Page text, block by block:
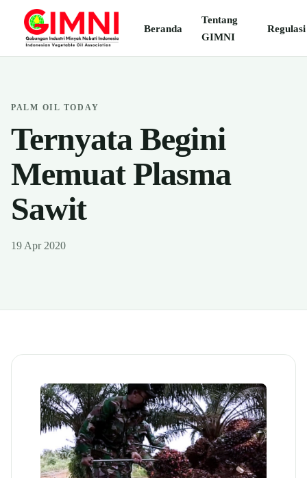
Beranda
Tentang
GIMNI
Regulasi
PALM OIL TODAY
Ternyata Begini
Memuat Plasma
Sawit
19 Apr 2020